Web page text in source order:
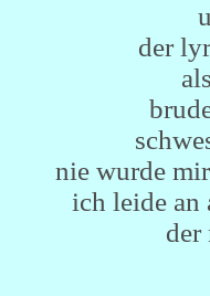
der
nie wurde
ich leide an
der